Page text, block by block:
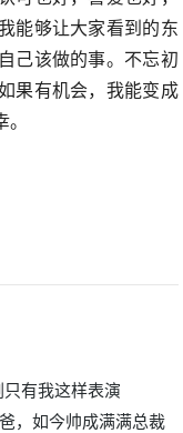
能够让大家看到的东
己该做的事。不忘初
果有机会，我能变成
只有我这样表演
，如今帅成满满总裁